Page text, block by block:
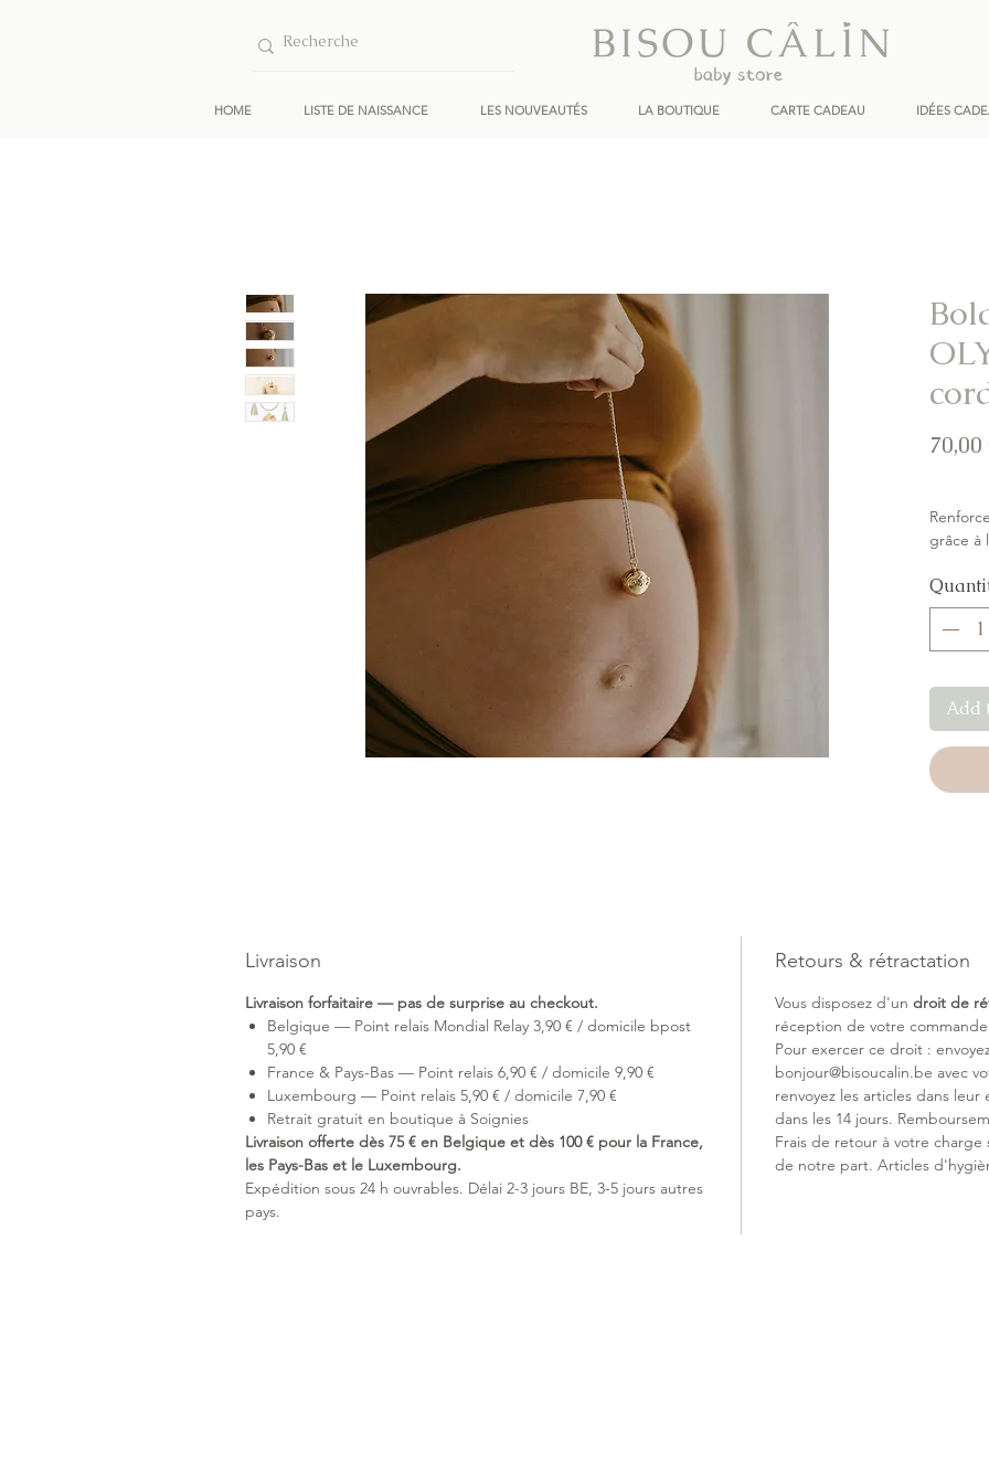
HOME LISTE DE NAISSANCE LES NOUVEAUTÉS LA BOUTIQUE CARTE CADEAU IDÉES
70,00
grâce à
et
-Apaise
-
-Garanti
-
-Finition
Add
Livraison
Livraison forfaitaire — pas de surprise au checkout.
Belgique — Point relais Mondial Relay 3,90 € / domicile bpost
5,90 €
France & Pays-Bas — Point relais 6,90 € / domicile 9,90 €
Luxembourg — Point relais 5,90 € / domicile 7,90 €
Retrait gratuit en boutique à Soignies
Livraison offerte dès 75 € en Belgique et dès 100 € pour la France,
les Pays-Bas et le Luxembourg.
Expédition sous 24 h ouvrables. Délai 2-3 jours BE, 3-5 jours autres
pays.
Retours & rétractation
Vous disposez d'un droit de
réception de votre
Pour exercer ce droit :
bonjour@bisoucalin.be avec
renvoyez les articles dans
dans les 14 jours.
Frais de retour à votre
de notre part. Articles